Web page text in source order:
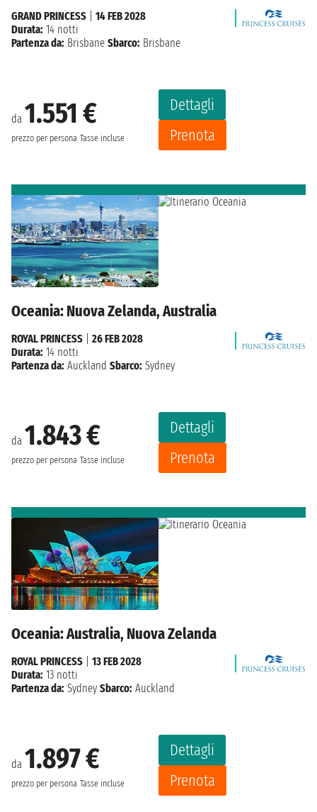
da 1.551 €
prezzo per persona Tasse incluse
Dettagli
Prenota
GRAND PRINCESS
14 FEB 2028
Durata: 14 notti
Partenza da: Brisbane Sbarco: Brisbane
Oceania: Nuova Zelanda, Australia
da 1.843 €
prezzo per persona Tasse incluse
Dettagli
Prenota
ROYAL PRINCESS
26 FEB 2028
Durata: 14 notti
Partenza da: Auckland Sbarco: Sydney
Oceania: Australia, Nuova Zelanda
da 1.897 €
prezzo per persona Tasse incluse
Dettagli
Prenota
ROYAL PRINCESS
13 FEB 2028
Durata: 13 notti
Partenza da: Sydney Sbarco: Auckland